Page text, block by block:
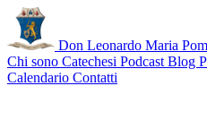
Don Leonardo Maria
Chi sono Catechesi Podcast Blog
Calendario Contatti